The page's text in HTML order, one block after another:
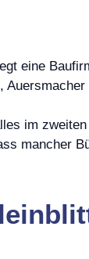
eine
im
mancher